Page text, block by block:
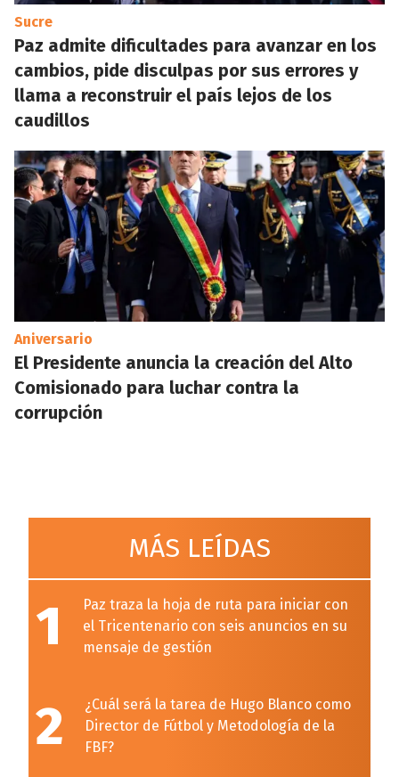
Sucre
Paz admite dificultades para avanzar en los
cambios, pide disculpas por sus errores y
llama a reconstruir el país lejos de los
caudillos
Aniversario
El Presidente anuncia la creación del Alto
Comisionado para luchar contra la
corrupción
MÁS LEÍDAS
1
Paz traza la hoja de ruta para iniciar con
el Tricentenario con seis anuncios en su
mensaje de gestión
2
¿Cuál será la tarea de Hugo Blanco como
Director de Fútbol y Metodología de la
FBF?